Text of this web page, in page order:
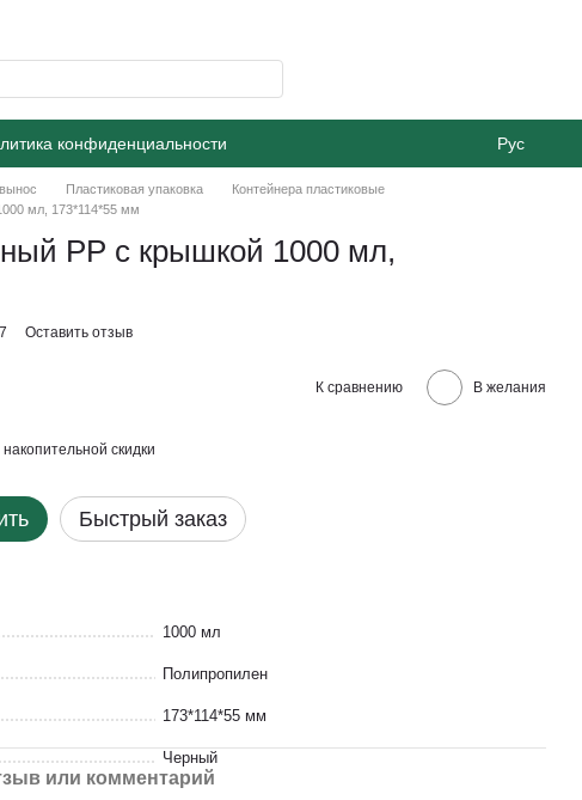
конфиденциальности
Рус
Пластиковая упаковка
Контейнера пластиковые
мл, 173*114*55 мм
РР с крышкой 1000 мл,
Оставить отзыв
К сравнению В желания
скидки
Быстрый заказ
1000 мл
Полипропилен
173*114*55 мм
Черный
или комментарий